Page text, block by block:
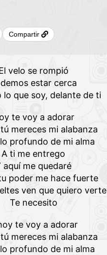
Compartir
velo se rompió
estar cerca
lo que soy, delante de ti
te voy a adorar
mereces mi alabanza
profundo de mi alma
A ti me entrego
aquí me quedaré
poder me hace fuerte
ven que quiero verte
Te necesito
te voy a adorar
mereces mi alabanza
profundo de mi alma